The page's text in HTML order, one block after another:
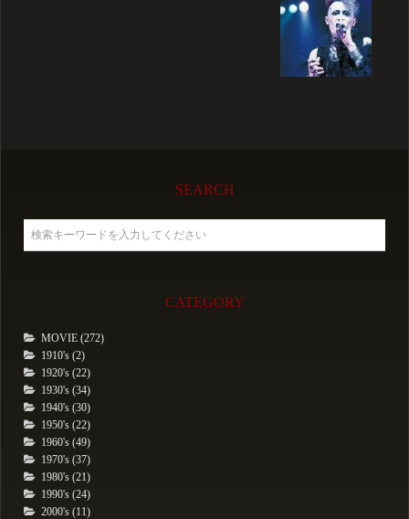
SEARCH
CATEGORY
MOVIE (272)
1910's (2)
1920's (22)
1930's (34)
1940's (30)
1950's (22)
1960's (49)
1970's (37)
1980's (21)
1990's (24)
2000's (11)